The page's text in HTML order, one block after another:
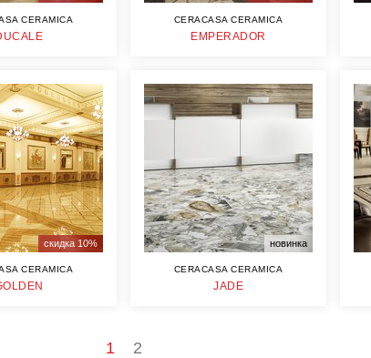
CERAMICA CERACASA CERAMICA
EMPERADOR
скидка 10%
CERAMICA
новинка
CERACASA CERAMICA
JADE
1 2